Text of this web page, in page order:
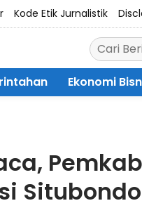
Kode Etik Jurnalistik
Ekonomi